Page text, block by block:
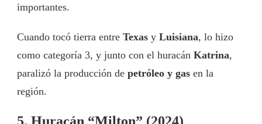
importantes.
Cuando tocó tierra entre Texas y Luisiana, lo hizo
como categoría 3, y junto con el huracán Katrina,
paralizó la producción de petróleo y gas en la
región.
5. Huracán “Milton” (2024)